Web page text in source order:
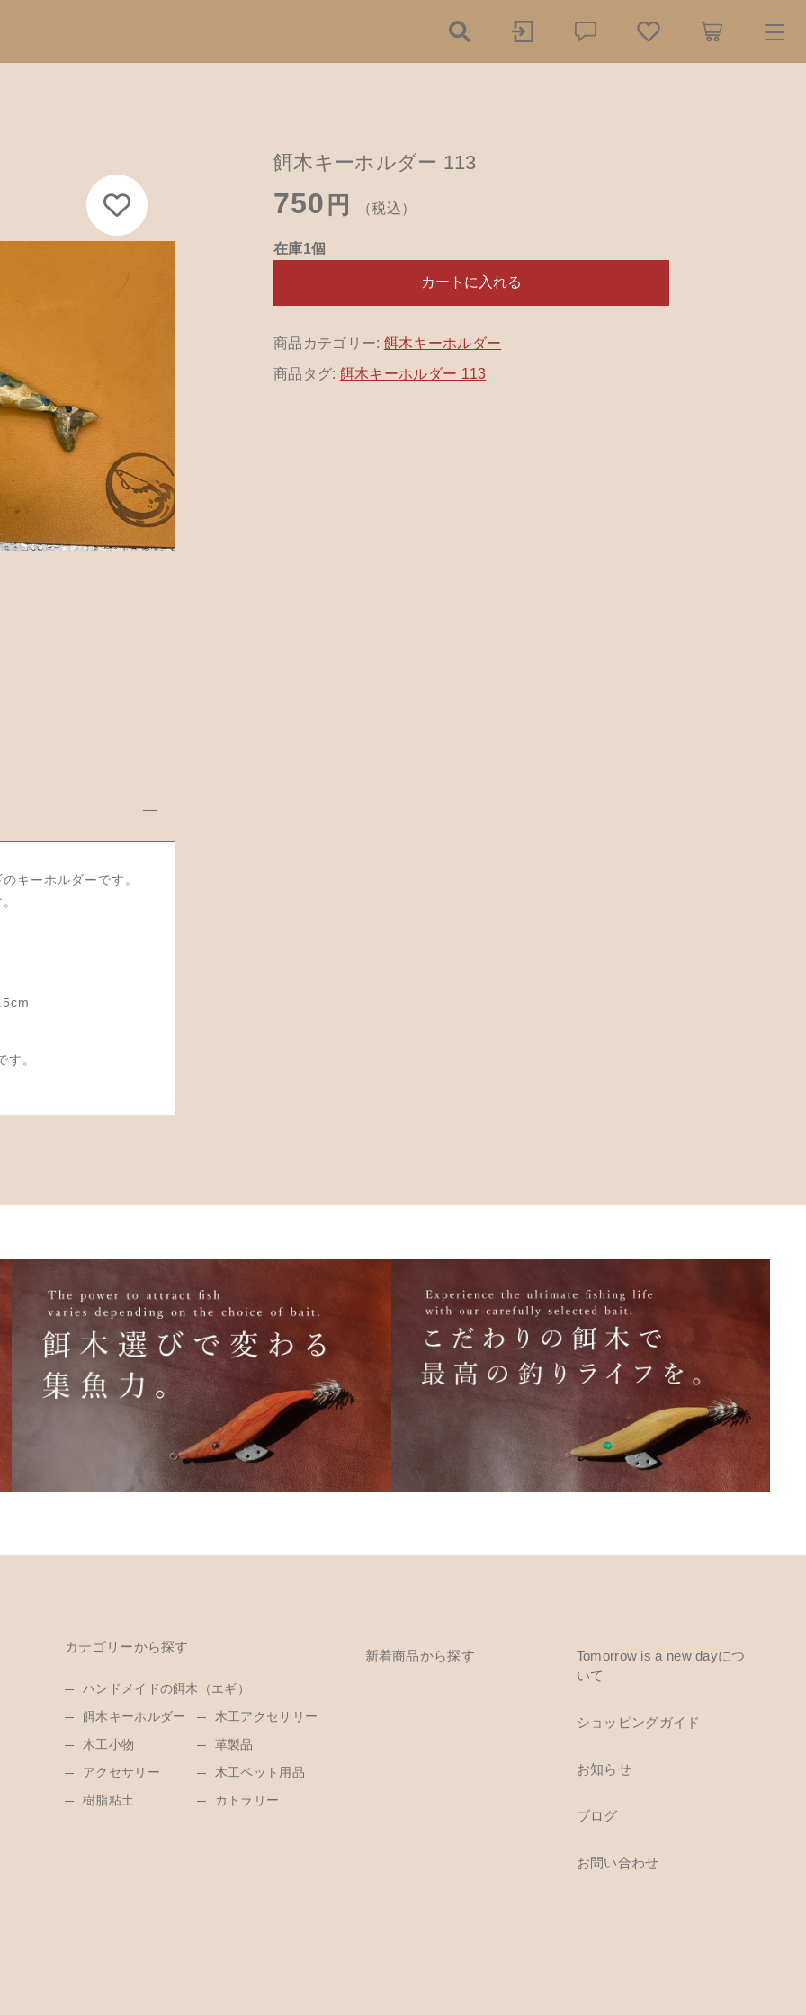
キーホルダーです。
。
餌木キーホルダー 113
750 円 （税込）
在庫1個
カートに入れる
商品カテゴリー: 餌木キーホルダー
商品タグ: 餌木キーホルダー 113
750円
ピングを続ける
カテゴリーから探す
ハンドメイドの餌木（エギ）
餌木キーホルダー
木工アクセサリー
木工小物
革製品
アクセサリー
木工ペット用品
樹脂粘土
カトラリー
新着商品から探す
Tomorrow is a new dayにつ
いて
ショッピングガイド
お知らせ
ブログ
お問い合わせ
カテゴリーから探す
餌木キーホルダー
革製品 アクセサリー
木工ペット用品 樹脂粘土
子カテゴリ